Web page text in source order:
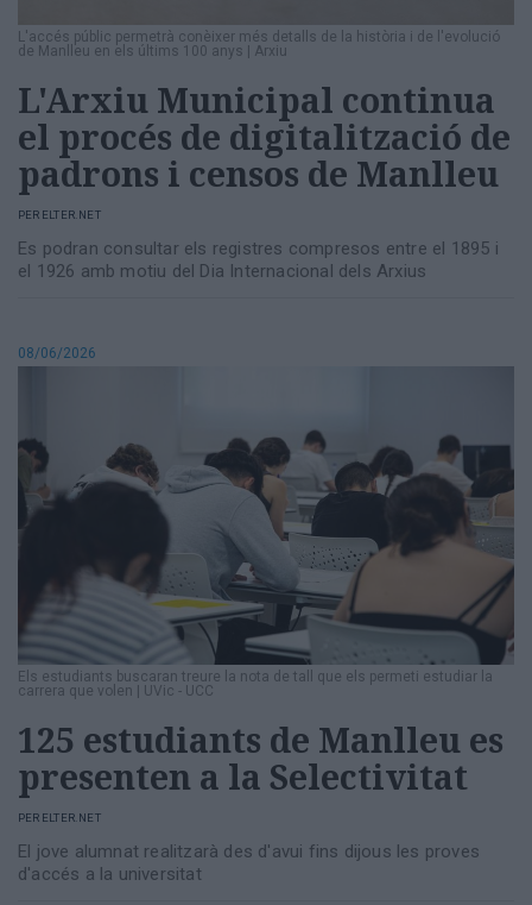
L'accés públic permetrà conèixer més detalls de la història i de l'evolució
de Manlleu en els últims 100 anys | Arxiu
L'Arxiu Municipal continua
el procés de digitalització de
padrons i censos de Manlleu
PER ELTER.NET
Es podran consultar els registres compresos entre el 1895 i
el 1926 amb motiu del Dia Internacional dels Arxius
08/06/2026
Els estudiants buscaran treure la nota de tall que els permeti estudiar la
carrera que volen | UVic - UCC
125 estudiants de Manlleu es
presenten a la Selectivitat
PER ELTER.NET
El jove alumnat realitzarà des d'avui fins dijous les proves
d'accés a la universitat